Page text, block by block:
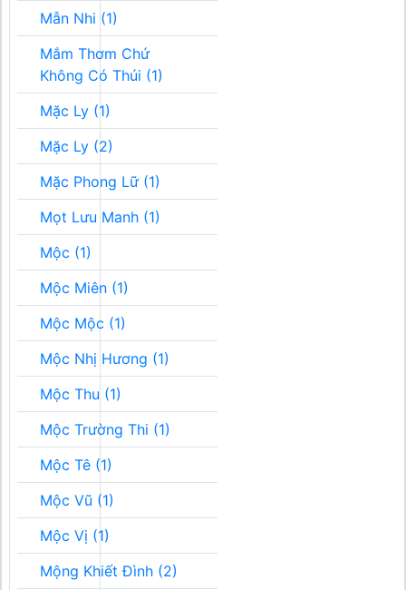
Mẫn Nhi (1)
Mắm Thơm Chứ
Không Có Thúi (1)
Mặc Ly (1)
Mặc Ly (2)
Mặc Phong Lữ (1)
Mọt Lưu Manh (1)
Mộc (1)
Mộc Miên (1)
Mộc Mộc (1)
Mộc Nhị Hương (1)
Mộc Thu (1)
Mộc Trường Thi (1)
Mộc Tê (1)
Mộc Vũ (1)
Mộc Vị (1)
Mộng Khiết Đình (2)